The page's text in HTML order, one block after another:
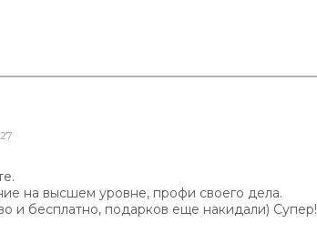
на высшем уровне, профи своего дела.
и бесплатно, подарков еще накидали) Супер!